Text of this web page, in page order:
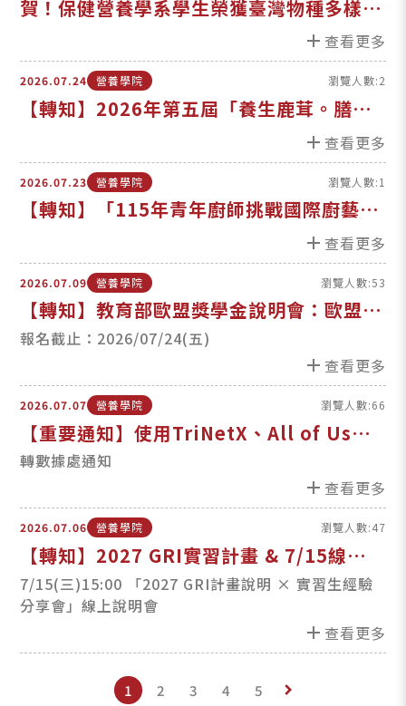
賀！保健營養學系學生榮獲臺灣物種多樣性
基因體發展學會優秀生科學生獎學金
add 查看更多
2026.07.24 營養學院 瀏覽人數:2
【轉知】2026年第五屆「養生鹿茸。膳食
新秀」國產鹿茸食補創作大賞活動辦法
add 查看更多
2026.07.23 營養學院 瀏覽人數:1
【轉知】「115年青年廚師挑戰國際廚藝競
賽培訓共學圈暨模擬廚藝競賽 」活動辦法
add 查看更多
2026.07.09 營養學院 瀏覽人數:53
【轉知】教育部歐盟獎學金說明會：歐盟新
伊拉斯莫斯計畫 & 居禮夫人計畫
報名截止：2026/07/24(五)
add 查看更多
2026.07.07 營養學院 瀏覽人數:66
【重要通知】使用TriNetX、All of Us等
美國健康資料庫禁止合作國家清單
轉數據處通知
add 查看更多
2026.07.06 營養學院 瀏覽人數:47
【轉知】2027 GRI實習計畫 & 7/15線上說
明會
7/15(三)15:00 「2027 GRI計畫說明 × 實習生經驗
分享會」線上說明會
add 查看更多
1 2 3 4 5 keyboard_arrow_right